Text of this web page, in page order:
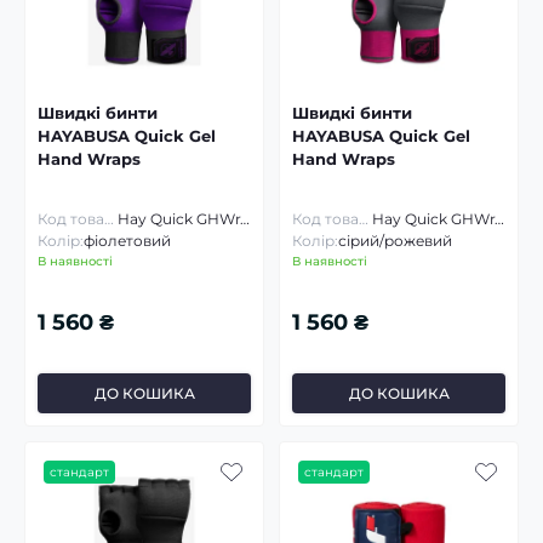
Швидкі бинти
HAYABUSA Quick Gel
Hand Wraps
Hay Quick GHWraps
Колір:фіолетовий
В наявності
1 560 ₴
ДО КОШИКА
Швидкі бинти
HAYABUSA Quick Gel
Hand Wraps
Hay Quick GHWraps
Колір:сірий/рожевий
В наявності
1 560 ₴
ДО КОШИКА
стандарт стандарт